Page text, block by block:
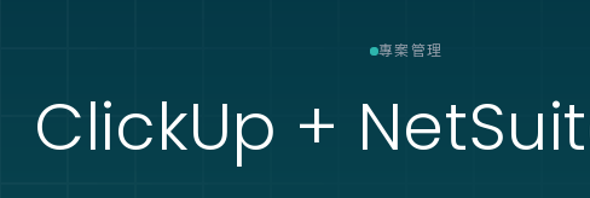
專案管理
ClickUp +